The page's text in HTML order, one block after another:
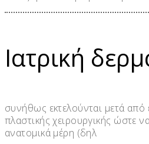
Ιατρική
συνήθως εκτελούνται μετά
πλαστικής χειρουργικής ώστε
ανατομικά μέρη (δηλ